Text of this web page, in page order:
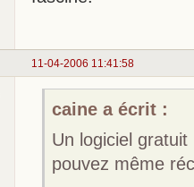
11-04-2006 11:41:58
caine a écrit :
Un logiciel
pouvez même